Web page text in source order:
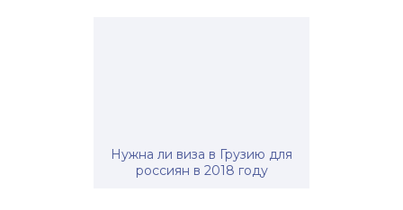
Нужна ли виза в Грузию для
россиян в 2018 году